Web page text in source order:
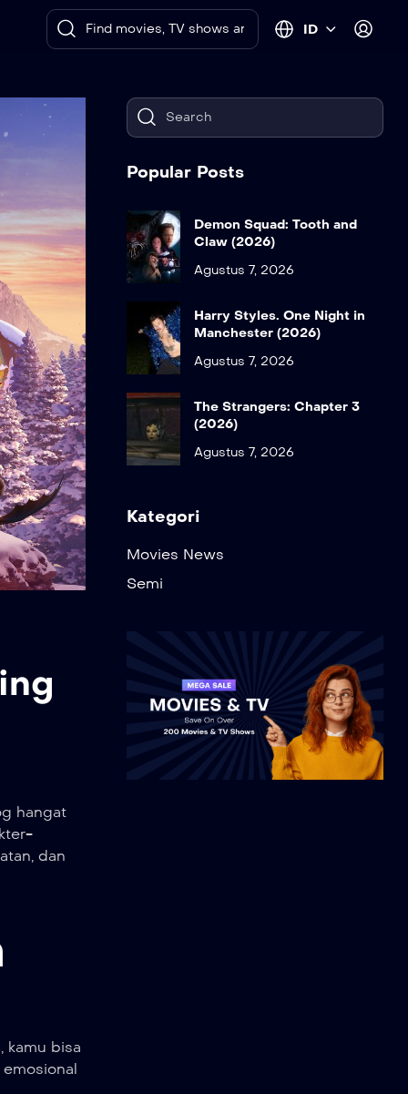
ID
hangat
dan
kamu bisa
Popular Posts
Demon Squad: Tooth and
Claw (2026)
Agustus 7, 2026
Harry Styles. One Night in
Manchester (2026)
Agustus 7, 2026
The Strangers: Chapter 3
(2026)
Agustus 7, 2026
Kategori
Movies News
Semi